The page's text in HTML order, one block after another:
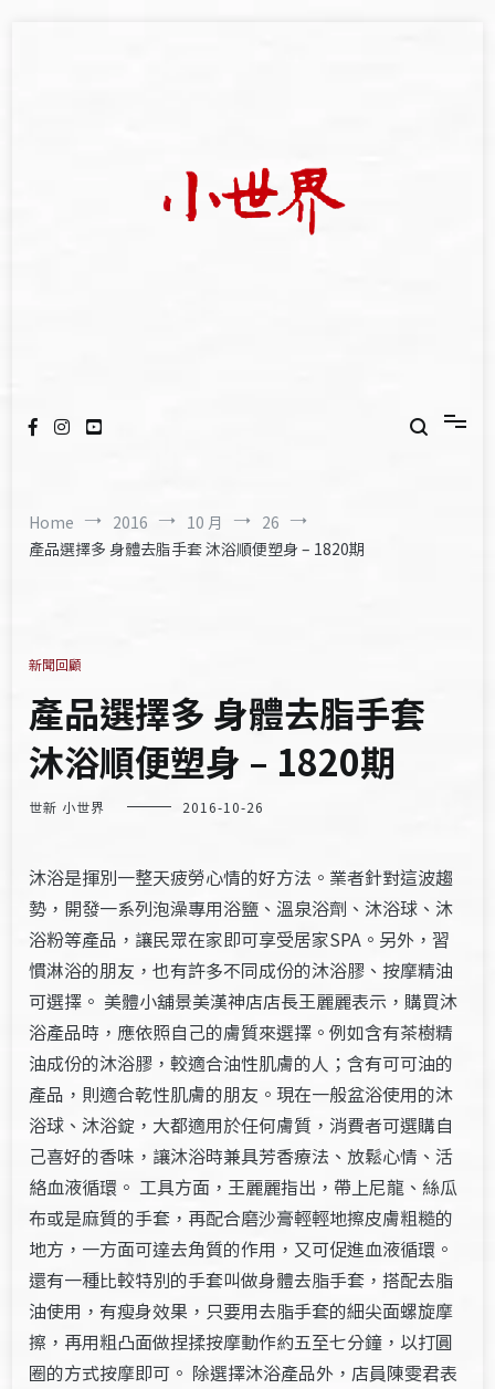
Home 2016 10 月
26
產品選擇多 身體去脂手套 沐浴順便塑身 – 1820期
新聞回顧
產品選擇多 身體去脂手套
沐浴順便塑身 – 1820期
世新 小世界 2016-10-26
沐浴是揮別一整天疲勞心情的好方法。業者針對這波趨
勢，開發一系列泡澡專用浴鹽、溫泉浴劑、沐浴球、沐
浴粉等產品，讓民眾在家即可享受居家SPA。另外，習
慣淋浴的朋友，也有許多不同成份的沐浴膠、按摩精油
可選擇。 美體小舖景美漢神店店長王麗麗表示，購買沐
浴產品時，應依照自己的膚質來選擇。例如含有茶樹精
油成份的沐浴膠，較適合油性肌膚的人；含有可可油的
產品，則適合乾性肌膚的朋友。現在一般盆浴使用的沐
浴球、沐浴錠，大都適用於任何膚質，消費者可選購自
己喜好的香味，讓沐浴時兼具芳香療法、放鬆心情、活
絡血液循環。 工具方面，王麗麗指出，帶上尼龍、絲瓜
布或是麻質的手套，再配合磨沙膏輕輕地擦皮膚粗糙的
地方，一方面可達去角質的作用，又可促進血液循環。
還有一種比較特別的手套叫做身體去脂手套，搭配去脂
油使用，有瘦身效果，只要用去脂手套的細尖面螺旋摩
擦，再用粗凸面做捏揉按摩動作約五至七分鐘，以打圓
圈的方式按摩即可。 除選擇沐浴產品外，店員陳雯君表